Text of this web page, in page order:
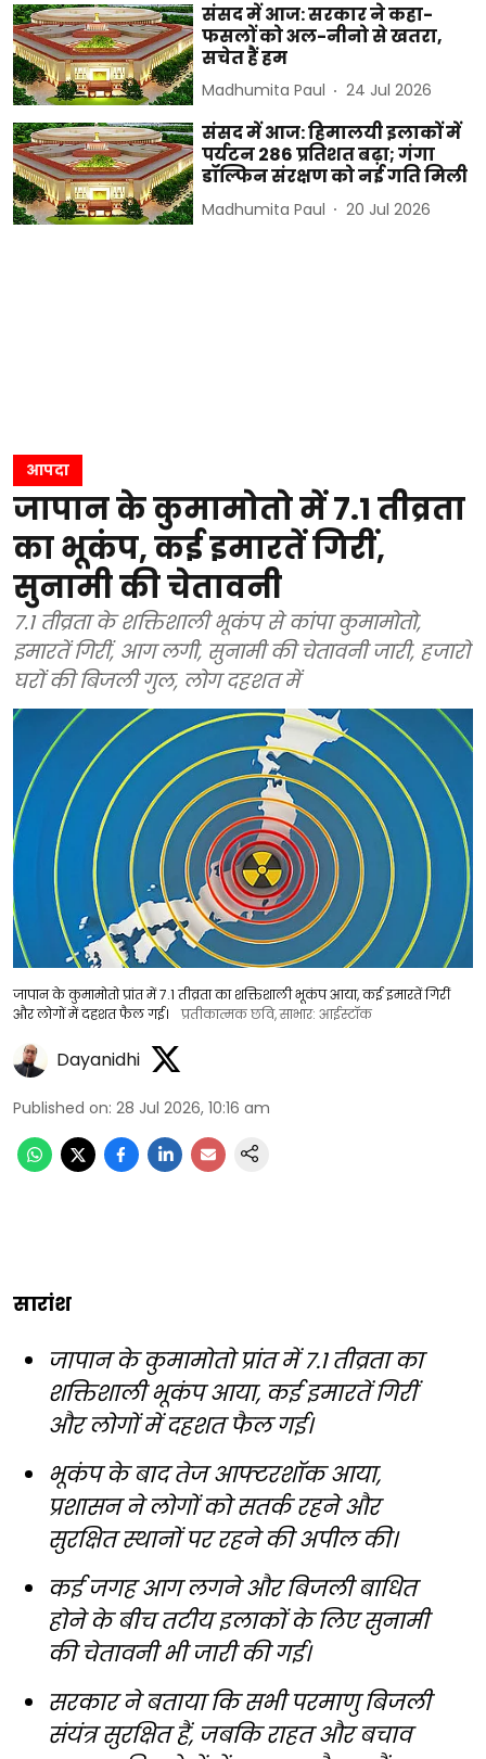
संसद में आज: सरकार ने कहा-
फसलों को अल-नीनो से खतरा,
सचेत हैं हम
Madhumita Paul 24 Jul 2026
संसद में आज: हिमालयी इलाकों में
पर्यटन 286 प्रतिशत बढ़ा; गंगा
डॉल्फिन संरक्षण को नई गति मिली
Madhumita Paul 20 Jul 2026
आपदा
जापान के कुमामोतो में 7.1 तीव्रता
का भूकंप, कई इमारतें गिरीं,
सुनामी की चेतावनी
7.1 तीव्रता के शक्तिशाली भूकंप से कांपा कुमामोतो,
इमारतें गिरीं, आग लगी, सुनामी की चेतावनी जारी, हजारों
घरों की बिजली गुल, लोग दहशत में
जापान के कुमामोतो प्रांत में 7.1 तीव्रता का शक्तिशाली भूकंप आया, कई इमारतें गिरीं
और लोगों में दहशत फैल गई।
प्रतीकात्मक छवि, साभार: आईस्टॉक
Dayanidhi
Published on: 28 Jul 2026, 10:16 am
सारांश
जापान के कुमामोतो प्रांत में 7.1 तीव्रता का
शक्तिशाली भूकंप आया, कई इमारतें गिरीं
और लोगों में दहशत फैल गई।
भूकंप के बाद तेज आफ्टरशॉक आया,
प्रशासन ने लोगों को सतर्क रहने और
सुरक्षित स्थानों पर रहने की अपील की।
कई जगह आग लगने और बिजली बाधित
होने के बीच तटीय इलाकों के लिए सुनामी
की चेतावनी भी जारी की गई।
सरकार ने बताया कि सभी परमाणु बिजली
संयंत्र सुरक्षित हैं, जबकि राहत और बचाव